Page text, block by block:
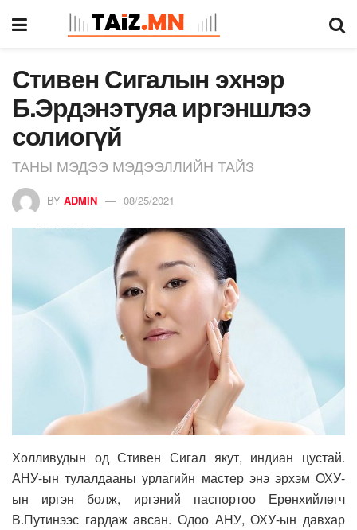
Стивен Сигалын эхнэр
Б.Эрдэнэтуяа иргэншлээ
солиогүй
ТАНЫ МЭДЭЭ МЭДЭЭЛЛИЙН ТАЙЗ
BY ADMIN 08/25/2021
Холливудын од Стивен Сигал якут, индиан цустай.
АНУ-ын тулалдааны урлагийн мастер энэ эрхэм ОХУ-
ын иргэн болж, иргэний паспортоо Ерөнхийлөгч
В.Путинээс гардаж авсан. Одоо АНУ, ОХУ-ын давхар